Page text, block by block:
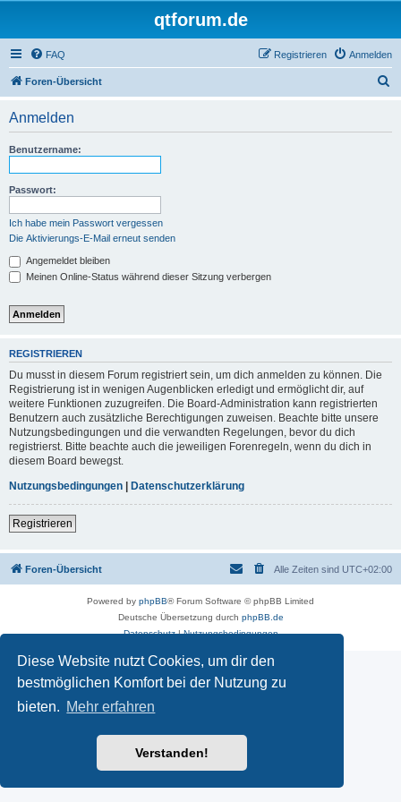
Diese Website nutzt Cookies, um dir den
bestmöglichen Komfort bei der Nutzung zu
bieten. Mehr erfahren
Verstanden!
qtforum.de
FAQ Anmelden
Registrieren
Foren-Übersicht
Anmelden
Benutzername:
Passwort:
Ich habe mein Passwort vergessen
Die Aktivierungs-E-Mail erneut senden
Angemeldet bleiben
Meinen Online-Status während dieser Sitzung verbergen
REGISTRIEREN
Du musst in diesem Forum registriert sein, um dich anmelden zu können. Die
Registrierung ist in wenigen Augenblicken erledigt und ermöglicht dir, auf
weitere Funktionen zuzugreifen. Die Board-Administration kann registrierten
Benutzern auch zusätzliche Berechtigungen zuweisen. Beachte bitte unsere
Nutzungsbedingungen und die verwandten Regelungen, bevor du dich
registrierst. Bitte beachte auch die jeweiligen Forenregeln, wenn du dich in
diesem Board bewegst.
Nutzungsbedingungen | Datenschutzerklärung
Registrieren
Foren-Übersicht Alle Zeiten sind UTC+02:00
Powered by phpBB® Forum Software © phpBB Limited
Deutsche Übersetzung durch phpBB.de
Datenschutz|Nutzungsbedingungen